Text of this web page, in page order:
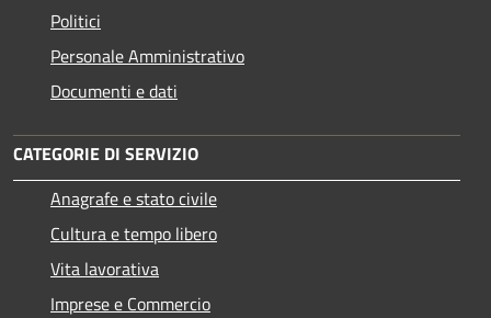
Politici
Personale Amministrativo
Documenti e dati
CATEGORIE DI SERVIZIO
Anagrafe e stato civile
Cultura e tempo libero
Vita lavorativa
Imprese e Commercio